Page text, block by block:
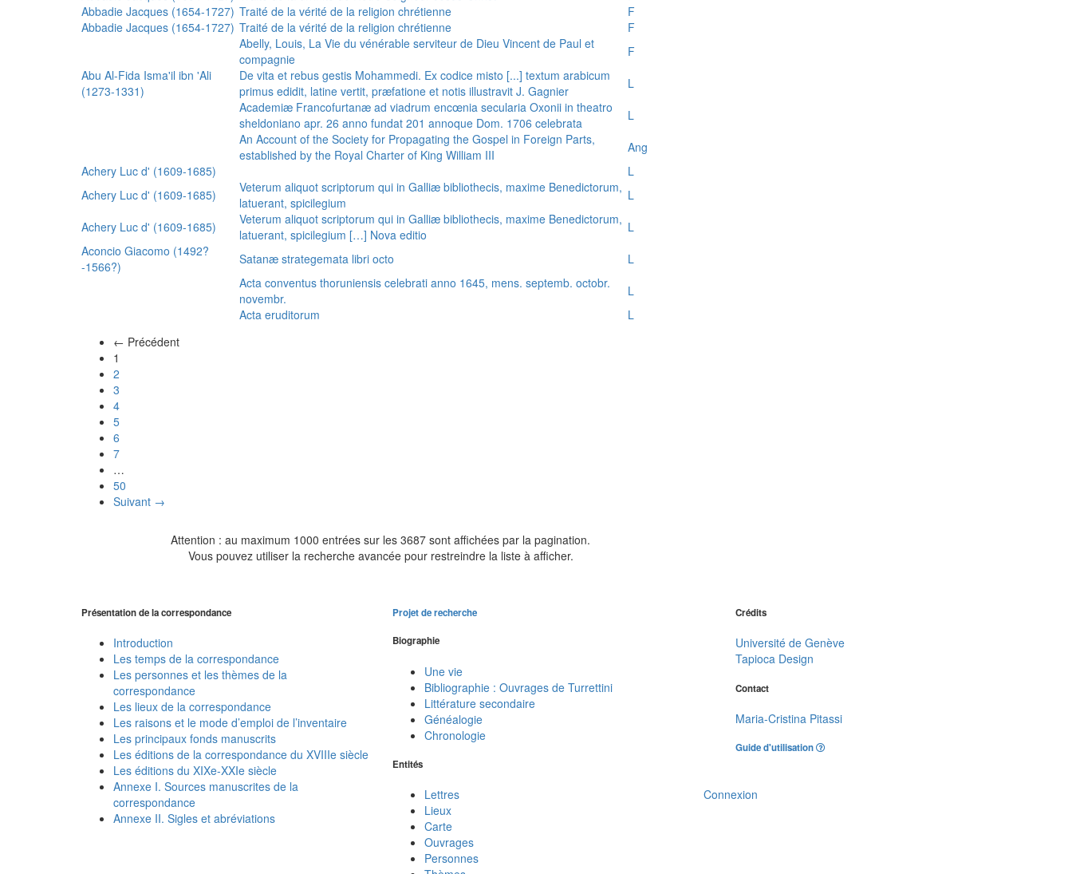
Abbadie Jacques (1654-1727) Traité de la vérité de la religion chrétienne
F
Abbadie Jacques (1654-1727) Traité de la vérité de la religion chrétienne
F
Abelly, Louis, La Vie du vénérable serviteur de Dieu Vincent de Paul et
compagnie
F
Abu Al-Fida Isma'il ibn 'Ali
(1273-1331)
De vita et rebus gestis Mohammedi. Ex codice misto [...] textum arabicum
primus edidit, latine vertit, præfatione et notis illustravit J. Gagnier
L
Academiæ Francofurtanæ ad viadrum encœnia secularia Oxonii in theatro
sheldoniano apr. 26 anno fundat 201 annoque Dom. 1706 celebrata
L
An Account of the Society for Propagating the Gospel in Foreign Parts,
established by the Royal Charter of King William III
Ang
Achery Luc d' (1609-1685)
L
Achery Luc d' (1609-1685)
Veterum aliquot scriptorum qui in Galliæ bibliothecis, maxime Benedictorum,
latuerant, spicilegium
L
Achery Luc d' (1609-1685)
Veterum aliquot scriptorum qui in Galliæ bibliothecis, maxime Benedictorum,
latuerant, spicilegium […] Nova editio
L
Aconcio Giacomo (1492?
-1566?)
Satanæ strategemata libri octo
L
Acta conventus thoruniensis celebrati anno 1645, mens. septemb. octobr.
novembr.
L
Acta eruditorum
L
← Précédent
1
2
3
4
5
6
7
…
50
Suivant →
Attention : au maximum 1000 entrées sur les 3687 sont affichées par la pagination.
Vous pouvez utiliser la recherche avancée pour restreindre la liste à afficher.
Présentation de la correspondance
Introduction
Les temps de la correspondance
Les personnes et les thèmes de la
correspondance
Les lieux de la correspondance
Les raisons et le mode d’emploi de l’inventaire
Les principaux fonds manuscrits
Les éditions de la correspondance du XVIIIe siècle
Les éditions du XIXe-XXIe siècle
Annexe I. Sources manuscrites de la
correspondance
Annexe II. Sigles et abréviations
Projet de recherche
Biographie
Une vie
Bibliographie : Ouvrages de Turrettini
Littérature secondaire
Généalogie
Chronologie
Entités
Lettres
Lieux
Carte
Ouvrages
Personnes
Crédits
Université de Genève
Tapioca Design
Contact
Maria-Cristina Pitassi
Guide d'utilisation
Connexion